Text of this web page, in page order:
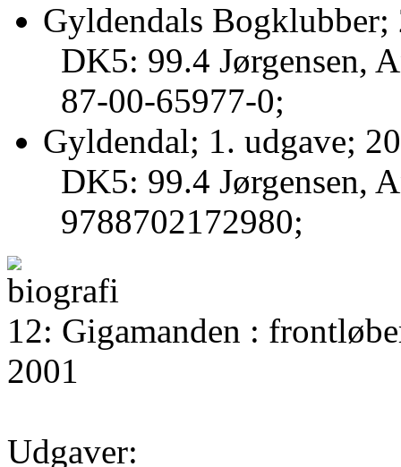
Gyldendals
DK5: 99.4 Jørgensen,
87-00-65977-0;
Gyldendal; 1. udgave;
DK5: 99.4 Jørgensen,
9788702172980;
12: Gigamanden :
2001
Udgaver: